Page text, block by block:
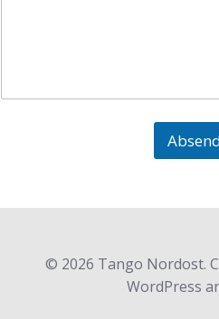
a
i
l
r
s
e
D
© 2026 Tango Nordost.
WordPress